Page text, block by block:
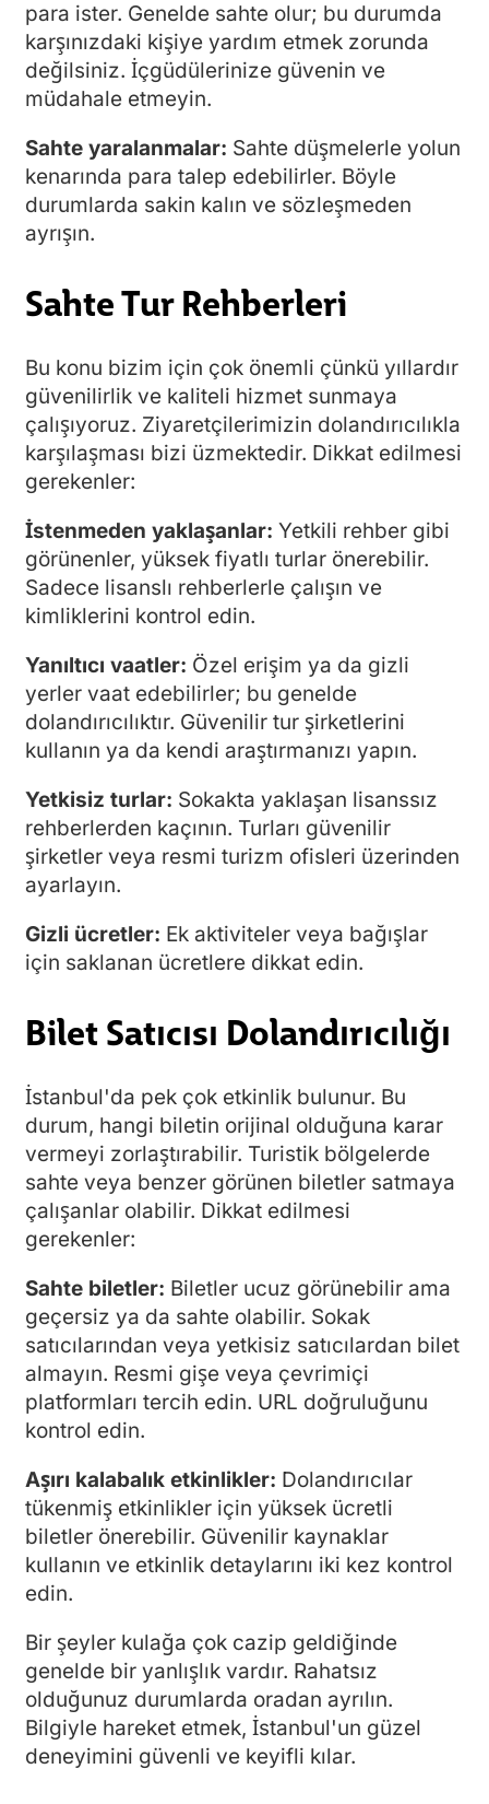
para ister. Genelde sahte olur; bu durumda
karşınızdaki kişiye yardım etmek zorunda
değilsiniz. İçgüdülerinize güvenin ve
müdahale etmeyin.
Sahte yaralanmalar: Sahte düşmelerle yolun
kenarında para talep edebilirler. Böyle
durumlarda sakin kalın ve sözleşmeden
ayrışın.
Sahte Tur Rehberleri
Bu konu bizim için çok önemli çünkü yıllardır
güvenilirlik ve kaliteli hizmet sunmaya
çalışıyoruz. Ziyaretçilerimizin dolandırıcılıkla
karşılaşması bizi üzmektedir. Dikkat edilmesi
gerekenler:
İstenmeden yaklaşanlar: Yetkili rehber gibi
görünenler, yüksek fiyatlı turlar önerebilir.
Sadece lisanslı rehberlerle çalışın ve
kimliklerini kontrol edin.
Yanıltıcı vaatler: Özel erişim ya da gizli
yerler vaat edebilirler; bu genelde
dolandırıcılıktır. Güvenilir tur şirketlerini
kullanın ya da kendi araştırmanızı yapın.
Yetkisiz turlar: Sokakta yaklaşan lisanssız
rehberlerden kaçının. Turları güvenilir
şirketler veya resmi turizm ofisleri üzerinden
ayarlayın.
Gizli ücretler: Ek aktiviteler veya bağışlar
için saklanan ücretlere dikkat edin.
Bilet Satıcısı Dolandırıcılığı
İstanbul'da pek çok etkinlik bulunur. Bu
durum, hangi biletin orijinal olduğuna karar
vermeyi zorlaştırabilir. Turistik bölgelerde
sahte veya benzer görünen biletler satmaya
çalışanlar olabilir. Dikkat edilmesi
gerekenler:
Sahte biletler: Biletler ucuz görünebilir ama
geçersiz ya da sahte olabilir. Sokak
satıcılarından veya yetkisiz satıcılardan bilet
almayın. Resmi gişe veya çevrimiçi
platformları tercih edin. URL doğruluğunu
kontrol edin.
Aşırı kalabalık etkinlikler: Dolandırıcılar
tükenmiş etkinlikler için yüksek ücretli
biletler önerebilir. Güvenilir kaynaklar
kullanın ve etkinlik detaylarını iki kez kontrol
edin.
Bir şeyler kulağa çok cazip geldiğinde
genelde bir yanlışlık vardır. Rahatsız
olduğunuz durumlarda oradan ayrılın.
Bilgiyle hareket etmek, İstanbul'un güzel
deneyimini güvenli ve keyifli kılar.